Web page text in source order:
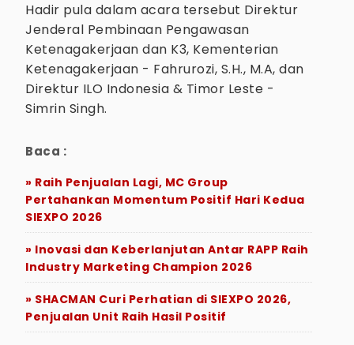
Hadir pula dalam acara tersebut Direktur
Jenderal Pembinaan Pengawasan
Ketenagakerjaan dan K3, Kementerian
Ketenagakerjaan - Fahrurozi, S.H., M.A, dan
Direktur ILO Indonesia & Timor Leste -
Simrin Singh.
Baca :
» Raih Penjualan Lagi, MC Group
Pertahankan Momentum Positif Hari Kedua
SIEXPO 2026
» Inovasi dan Keberlanjutan Antar RAPP Raih
Industry Marketing Champion 2026
» SHACMAN Curi Perhatian di SIEXPO 2026,
Penjualan Unit Raih Hasil Positif